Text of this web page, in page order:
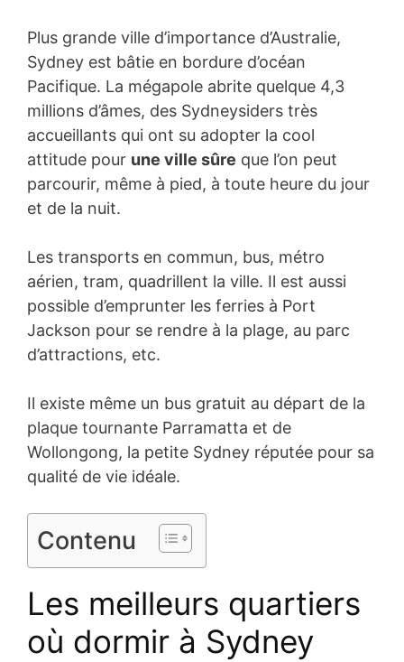
Plus grande ville d’importance d’Australie,
Sydney est bâtie en bordure d’océan
Pacifique. La mégapole abrite quelque 4,3
millions d’âmes, des Sydneysiders très
accueillants qui ont su adopter la cool
attitude pour une ville sûre que l’on peut
parcourir, même à pied, à toute heure du jour
et de la nuit.
Les transports en commun, bus, métro
aérien, tram, quadrillent la ville. Il est aussi
possible d’emprunter les ferries à Port
Jackson pour se rendre à la plage, au parc
d’attractions, etc.
Il existe même un bus gratuit au départ de la
plaque tournante Parramatta et de
Wollongong, la petite Sydney réputée pour sa
qualité de vie idéale.
Contenu
Les meilleurs quartiers
où dormir à Sydney